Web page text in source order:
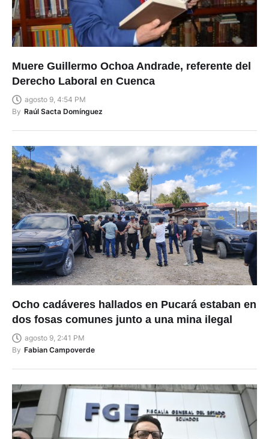
Muere Guillermo Ochoa Andrade, referente del
Derecho Laboral en Cuenca
agosto 9, 4:54 PM
By Raúl Sacta Domínguez
Ocho cadáveres hallados en Pucará estaban en
dos fosas comunes junto a una mina ilegal
agosto 9, 2:41 PM
By Fabian Campoverde